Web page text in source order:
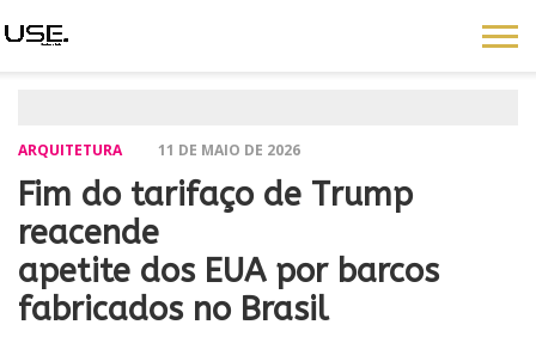
ARQUITETURA 11 DE MAIO DE 2026
Fim do tarifaço de Trump
reacende
apetite dos EUA por barcos
fabricados no Brasil